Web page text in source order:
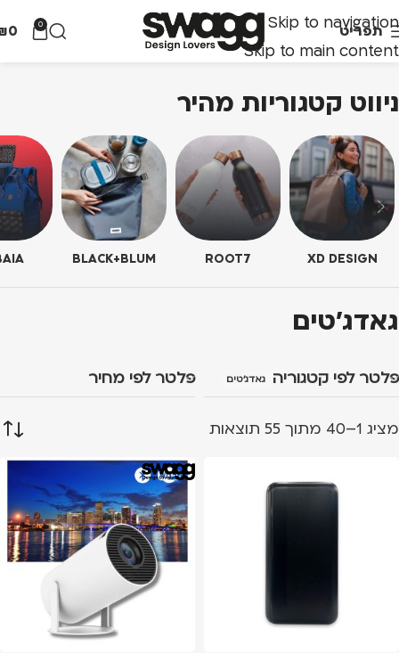
Skip to navigation
Skip to main content
תפריט 0
0
ניווט קטגוריות מהיר
XD DESIGN
ROOT7
BLACK+BLUM
גאדג’טים
פלטר לפי קטגוריה גאדג’טים פלטר לפי מחיר
מציג 1–40 מתוך 55 תוצאות